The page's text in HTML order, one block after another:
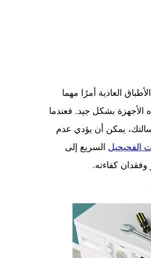
العادية أمرًا مهما
الأجهزة بشكل جيد. فعندما
يمكن أن يؤدي عدم
الفحيحيل السريع إلى
كفاءته.